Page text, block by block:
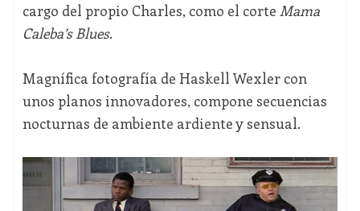
cargo del propio Charles, como el corte Mama
Caleba’s Blues.
Magnífica fotografía de Haskell Wexler con
unos planos innovadores, compone secuencias
nocturnas de ambiente ardiente y sensual.